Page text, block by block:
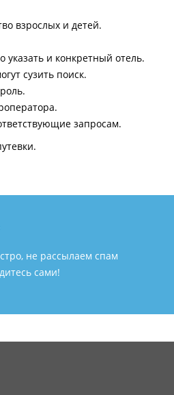
взрослых и детей.
указать и конкретный отель.
сузить поиск.
запросам.
не рассылаем спам
сами!